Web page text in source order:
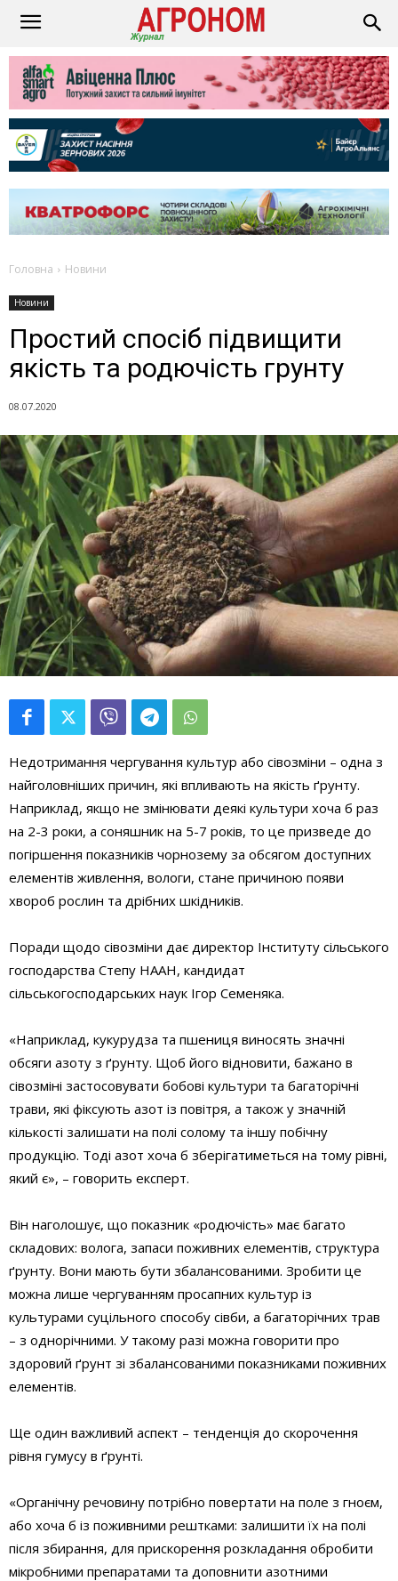
Головна Новини
Новини
Простий спосіб підвищити
якість та родючість грунту
08.07.2020
Недотримання чергування культур або сівозміни – одна з
найголовніших причин, які впливають на якість ґрунту.
Наприклад, якщо не змінювати деякі культури хоча б раз
на 2-3 роки, а соняшник на 5-7 років, то це призведе до
погіршення показників чорнозему за обсягом доступних
елементів живлення, вологи, стане причиною появи
хвороб рослин та дрібних шкідників.
Поради щодо сівозміни дає директор Інституту сільського
господарства Степу НААН, кандидат
сільськогосподарських наук Ігор Семеняка.
«Наприклад, кукурудза та пшениця виносять значні
обсяги азоту з ґрунту. Щоб його відновити, бажано в
сівозміні застосовувати бобові культури та багаторічні
трави, які фіксують азот із повітря, а також у значній
кількості залишати на полі солому та іншу побічну
продукцію. Тоді азот хоча б зберігатиметься на тому рівні,
який є», – говорить експерт.
Він наголошує, що показник «родючість» має багато
складових: волога, запаси поживних елементів, структура
ґрунту. Вони мають бути збалансованими. Зробити це
можна лише чергуванням просапних культур із
культурами суцільного способу сівби, а багаторічних трав
– з однорічними. У такому разі можна говорити про
здоровий ґрунт зі збалансованими показниками поживних
елементів.
Ще один важливий аспект – тенденція до скорочення
рівня гумусу в ґрунті.
«Органічну речовину потрібно повертати на поле з гноєм,
або хоча б із поживними рештками: залишити їх на полі
після збирання, для прискорення розкладання обробити
мікробними препаратами та доповнити азотними